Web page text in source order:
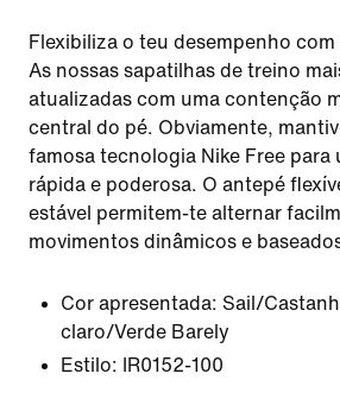
Flexibiliza o teu desempenho com
As nossas sapatilhas de treino
atualizadas com uma contenção
central do pé. Obviamente,
famosa tecnologia Nike Free para
rápida e poderosa. O antepé
estável permitem-te alternar
movimentos dinâmicos e
Cor apresentada: Sail/
claro/Verde Barely
Estilo:
IR0152-100